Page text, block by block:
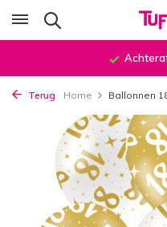
Voor23.59 uur
Terug Home Ballonnen